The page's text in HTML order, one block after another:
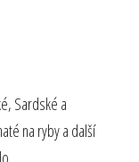
Sardské a
na ryby a další